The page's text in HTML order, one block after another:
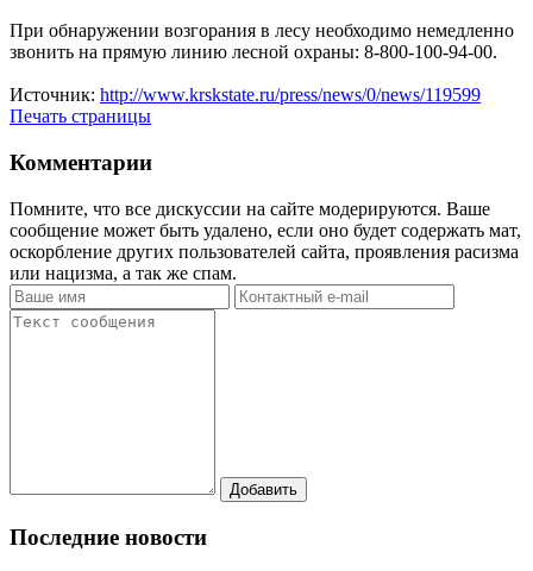
При обнаружении возгорания в лесу необходимо немедленно
звонить на прямую линию лесной охраны: 8-800-100-94-00.
Источник: http://www.krskstate.ru/press/news/0/news/119599
Печать страницы
Комментарии
Помните, что все дискуссии на сайте модерируются. Ваше
сообщение может быть удалено, если оно будет содержать мат,
оскорбление других пользователей сайта, проявления расизма
или нацизма, а так же спам.
Последние новости